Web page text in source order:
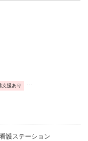
支援あり ...
護ステーション